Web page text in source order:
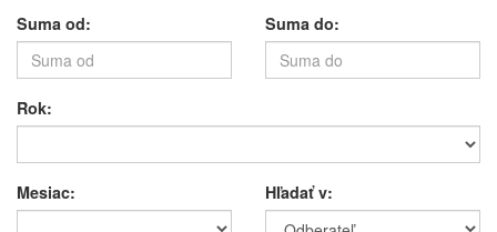
Suma od: Suma do:
Rok:
Mesiac: Hľadať v: